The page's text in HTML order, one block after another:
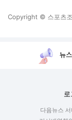
Copyright © 스포츠
뉴
다음뉴스